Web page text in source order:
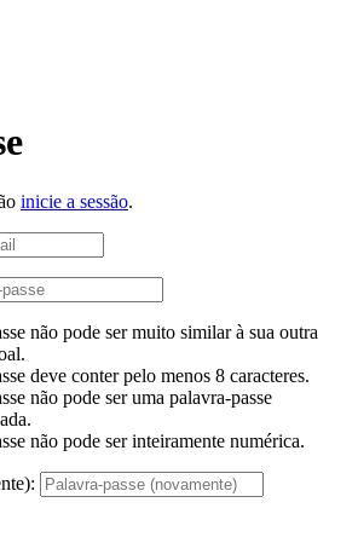
inicie a sessão.
não pode ser muito similar à sua outra
deve conter pelo menos 8 caracteres.
não pode ser uma palavra-passe
não pode ser inteiramente numérica.